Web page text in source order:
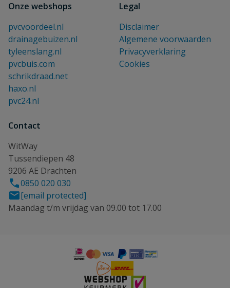
Onze webshops
pvcvoordeel.nl
drainagebuizen.nl
tyleenslang.nl
pvcbuis.com
schrikdraad.net
haxo.nl
pvc24.nl
Legal
Disclaimer
Algemene voorwaarden
Privacyverklaring
Cookies
Contact
WitWay
Tussendiepen 48
9206 AE Drachten
0850 020 030
[email protected]
Maandag t/m vrijdag van 09.00 tot 17.00